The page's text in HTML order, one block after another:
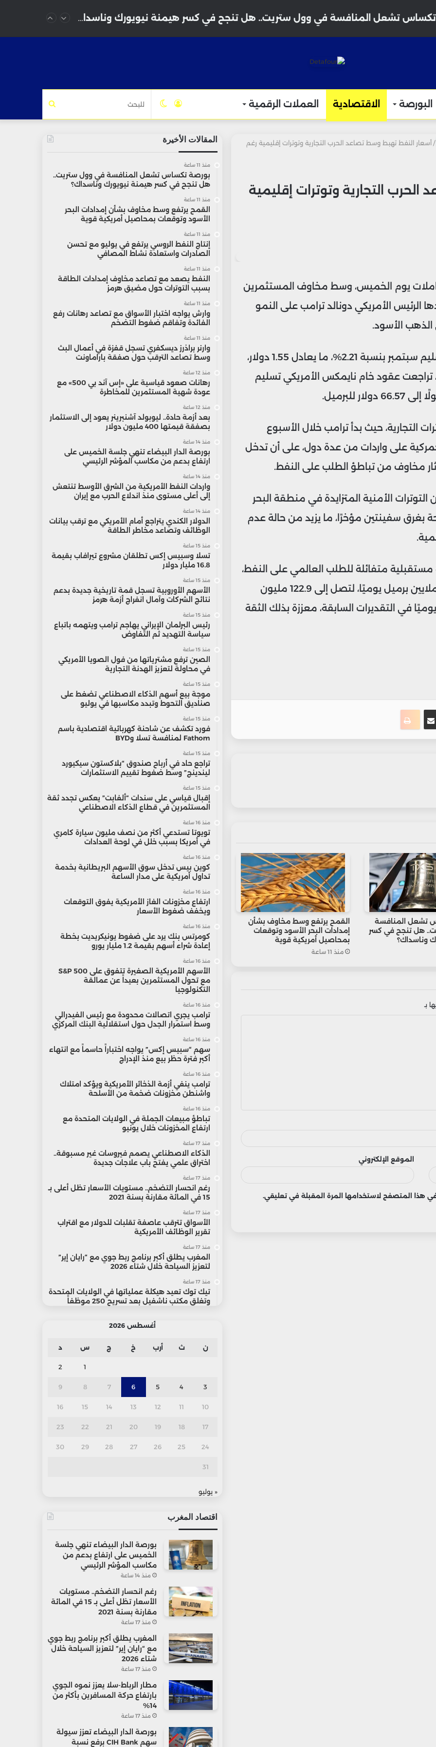
بورصة تكساس تشعل المنافسة في وول ستريت.. هل تنجح في كسر هيمنة نيويورك وناسداك؟
البورصة الاقتصادية العملات الرقمية للبحث الوضعتسجيل
/ أسعار النفط تهبط وسط تصاعد الحرب التجارية وتوترات إقليمية رغم
التجارية وتوترات إقليمية
يوم الخميس، وسط مخاوف المستثمرين
الرئيس الأمريكي دونالد ترامب على النمو
الذهب الأسود.
انخفض سعر العقود الآجلة لخام برنت تسليم سبتمبر بنسبة 2.21%، ما يعادل 1.55 دولار،
وبالمثل، تراجعت عقود خام نايمكس الأمريكي تسليم
التجارية، حيث بدأ ترامب خلال الأسبوع
على واردات من عدة دول، على أن تدخل
مخاوف من تباطؤ الطلب على النفط.
الأمنية المتزايدة في منطقة البحر
بغرق سفينتين مؤخرًا، ما يزيد من حالة عدم
متفائلة للطلب العالمي على النفط،
حيث رفعت توقعاتها لعام 2050 بنحو 3 ملايين برميل يوميًا، لتصل إلى 122.9 مليون
مليون برميل يوميًا في التقديرات السابقة، معززة بذلك الثقة
مشاركة عبر البريدطباعة
تشعل المنافسة
هل تنجح في كسر
وناسداك؟
القمح يرتفع وسط مخاوف بشأن
إمدادات البحر الأسود وتوقعات
بمحاصيل أمريكية قوية
منذ 11 ساعة
بـ
الموقع الإلكتروني
في هذا المتصفح لاستخدامها المرة المقبلة في تعليقي.
المقالات الأخيرة
منذ 11 ساعة
بورصة تكساس تشعل المنافسة في وول ستريت..
هل تنجح في كسر هيمنة نيويورك وناسداك؟
منذ 11 ساعة
القمح يرتفع وسط مخاوف بشأن إمدادات البحر
الأسود وتوقعات بمحاصيل أمريكية قوية
منذ 11 ساعة
إنتاج النفط الروسي يرتفع في يوليو مع تحسن
الصادرات واستعادة نشاط المصافي
منذ 11 ساعة
النفط يصعد مع تصاعد مخاوف إمدادات الطاقة
بسبب التوترات حول مضيق هرمز
منذ 11 ساعة
وارش يواجه اختبار الأسواق مع تصاعد رهانات رفع
الفائدة وتفاقم ضغوط التضخم
منذ 11 ساعة
وارنر براذرز ديسكفري تسجل قفزة في أعمال البث
وسط تصاعد الترقب حول صفقة باراماونت
منذ 12 ساعة
رهانات صعود قياسية على «إس آند بي 500» مع
عودة شهية المستثمرين للمخاطرة
منذ 12 ساعة
بعد أزمة حادة.. ليوبولد آشنبرينر يعود إلى الاستثمار
بصفقة قيمتها 400 مليون دولار
منذ 14 ساعة
بورصة الدار البيضاء تنهي جلسة الخميس على
ارتفاع بدعم من مكاسب المؤشر الرئيسي
منذ 14 ساعة
واردات النفط الأمريكية من الشرق الأوسط تنتعش
إلى أعلى مستوى منذ اندلاع الحرب مع إيران
منذ 14 ساعة
الدولار الكندي يتراجع أمام الأمريكي مع ترقب بيانات
الوظائف وتصاعد مخاطر الطاقة
منذ 15 ساعة
تسلا وسبيس إكس تطلقان مشروع تيرافاب بقيمة
16.8 مليار دولار
منذ 15 ساعة
الأسهم الأوروبية تسجل قمة تاريخية جديدة بدعم
نتائج الشركات وآمال انفراج أزمة هرمز
منذ 15 ساعة
رئيس البرلمان الإيراني يهاجم ترامب ويتهمه باتباع
سياسة التهديد ثم التفاوض
منذ 15 ساعة
الصين ترفع مشترياتها من فول الصويا الأمريكي
في محاولة لتعزيز الهدنة التجارية
منذ 15 ساعة
موجة بيع أسهم الذكاء الاصطناعي تضغط على
صناديق التحوط وتبدد مكاسبها في يوليو
منذ 15 ساعة
فورد تكشف عن شاحنة كهربائية اقتصادية باسم
Fathom لمنافسة تسلا وBYD
منذ 15 ساعة
تراجع حاد في أرباح صندوق “بلاكستون سيكيورد
ليندينج” وسط ضغوط تقييم الاستثمارات
منذ 15 ساعة
إقبال قياسي على سندات “ألفابت” يعكس تجدد ثقة
المستثمرين في قطاع الذكاء الاصطناعي
منذ 16 ساعة
تويوتا تستدعي أكثر من نصف مليون سيارة كامري
في أمريكا بسبب خلل في لوحة العدادات
منذ 16 ساعة
كوين بيس تدخل سوق الأسهم البريطانية بخدمة
تداول أمريكية على مدار الساعة
منذ 16 ساعة
ارتفاع مخزونات الغاز الأمريكية يفوق التوقعات
ويخفف ضغوط الأسعار
منذ 16 ساعة
كومرتس بنك يرد على ضغوط يونيكريديت بخطة
إعادة شراء أسهم بقيمة 1.2 مليار يورو
منذ 16 ساعة
الأسهم الأمريكية الصغيرة تتفوق على S&P 500
مع تحول المستثمرين بعيداً عن عمالقة
التكنولوجيا
منذ 16 ساعة
ترامب يجري اتصالات محدودة مع رئيس الفيدرالي
وسط استمرار الجدل حول استقلالية البنك المركزي
منذ 16 ساعة
سهم “سبيس إكس” يواجه اختباراً حاسماً مع انتهاء
أكبر فترة حظر بيع منذ الإدراج
منذ 16 ساعة
ترامب ينفي أزمة الذخائر الأمريكية ويؤكد امتلاك
واشنطن مخزونات ضخمة من الأسلحة
منذ 16 ساعة
تباطؤ مبيعات الجملة في الولايات المتحدة مع
ارتفاع المخزونات خلال يونيو
منذ 17 ساعة
الذكاء الاصطناعي يصمم فيروسات غير مسبوقة..
اختراق علمي يفتح باب علاجات جديدة
منذ 17 ساعة
رغم انحسار التضخم.. مستويات الأسعار تظل أعلى بـ
15 في المائة مقارنة بسنة 2021
منذ 17 ساعة
الأسواق تترقب عاصفة تقلبات للدولار مع اقتراب
تقرير الوظائف الأمريكية
منذ 17 ساعة
المغرب يطلق أكبر برنامج ربط جوي مع “رايان إير”
لتعزيز السياحة خلال شتاء 2026
منذ 17 ساعة
تيك توك تعيد هيكلة عملياتها في الولايات المتحدة
وتغلق مكتب ناشفيل بعد تسريح 250 موظفاً
أغسطس 2026
ن ث أرب خ ج س د
1
2
3
4
5
6
7
8
9
10
11
12
13
14
15
16
17
18
19
20
21
22
23
24
25
26
27
28
29
30
31
« يوليو
اقتصاد المغرب
بورصة الدار البيضاء تنهي جلسة
الخميس على ارتفاع بدعم من
مكاسب المؤشر الرئيسي
منذ 14 ساعة
رغم انحسار التضخم.. مستويات
الأسعار تظل أعلى بـ 15 في المائة
مقارنة بسنة 2021
منذ 17 ساعة
المغرب يطلق أكبر برنامج ربط جوي
مع “رايان إير” لتعزيز السياحة خلال
شتاء 2026
منذ 17 ساعة
مطار الرباط-سلا يعزز نموه الجوي
بارتفاع حركة المسافرين بأكثر من
14%
منذ 17 ساعة
بورصة الدار البيضاء تعزز سيولة
سهم CIH Bank برفع نسبة